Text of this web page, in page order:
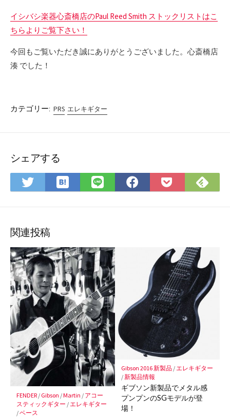
イシバシ楽器心斎橋店のPaul Reed Smith ストックリストはこ
ちらよりご覧下さい！
今回もご覧いただき誠にありがとうございました。心斎橋店
湊 でした！
カテゴリー: PRS エレキギター
シェアする
Twitter
で
ア
は
て
マ
ー
ク
に
保
存
LINE
で
Facebook
で
Pocket
に
で
関連投稿
FENDER/ Gibson /Martin / アコー
スティックギター / エレキギター
/ベース
Gibson 2016 新製品/エレキギター
/新製品情報
ギブソン新製品でメタル感
プンプンのSGモデルが登
場！